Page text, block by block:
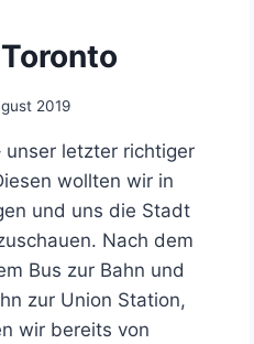
2019
unser letzter richtiger
wollten wir in
und uns die Stadt
Nach dem
Bus zur Bahn und
zur Union Station,
wir bereits von